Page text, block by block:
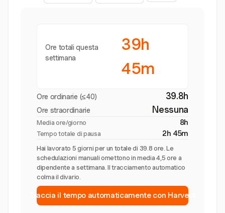
Ore totali questa
settimana
39h
45m
Ore ordinarie (≤40) 39.8h
Ore straordinarie Nessuna
Media ore/giorno 8h
Tempo totale di pausa 2h 45m
Hai lavorato 5 giorni per un totale di 39.8 ore. Le
schedulazioni manuali omettono in media 4,5 ore a
dipendente a settimana. Il tracciamento automatico
colma il divario.
Traccia il tempo automaticamente con Harvest